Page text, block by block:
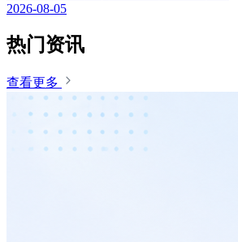
2026-08-05
热门资讯
查看更多